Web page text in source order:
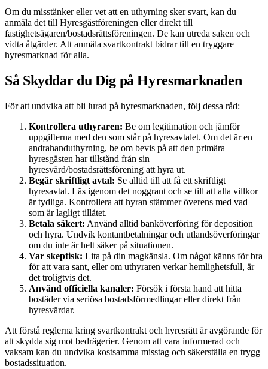
Om du misstänker eller vet att en uthyrning sker svart, kan du
anmäla det till Hyresgästföreningen eller direkt till
fastighetsägaren/bostadsrättsföreningen. De kan utreda saken och
vidta åtgärder. Att anmäla svartkontrakt bidrar till en tryggare
hyresmarknad för alla.
Så Skyddar du Dig på Hyresmarknaden
För att undvika att bli lurad på hyresmarknaden, följ dessa råd:
Kontrollera uthyraren: Be om legitimation och jämför
uppgifterna med den som står på hyresavtalet. Om det är en
andrahanduthyrning, be om bevis på att den primära
hyresgästen har tillstånd från sin
hyresvärd/bostadsrättsförening att hyra ut.
Begär skriftligt avtal: Se alltid till att få ett skriftligt
hyresavtal. Läs igenom det noggrant och se till att alla villkor
är tydliga. Kontrollera att hyran stämmer överens med vad
som är lagligt tillåtet.
Betala säkert: Använd alltid banköverföring för deposition
och hyra. Undvik kontantbetalningar och utlandsöverföringar
om du inte är helt säker på situationen.
Var skeptisk: Lita på din magkänsla. Om något känns för bra
för att vara sant, eller om uthyraren verkar hemlighetsfull, är
det troligtvis det.
Använd officiella kanaler: Försök i första hand att hitta
bostäder via seriösa bostadsförmedlingar eller direkt från
hyresvärdar.
Att förstå reglerna kring svartkontrakt och hyresrätt är avgörande för
att skydda sig mot bedrägerier. Genom att vara informerad och
vaksam kan du undvika kostsamma misstag och säkerställa en trygg
bostadssituation.